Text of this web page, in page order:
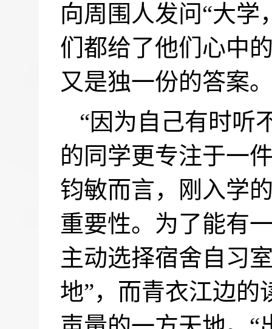
向周围人发问“大学
们都给了他们心中
又是独一份的答案
“因为自己有时听
的同学更专注于一
钧敏而言，刚入学
重要性。为了能有
主动选择宿舍自习
地”，而青衣江边的